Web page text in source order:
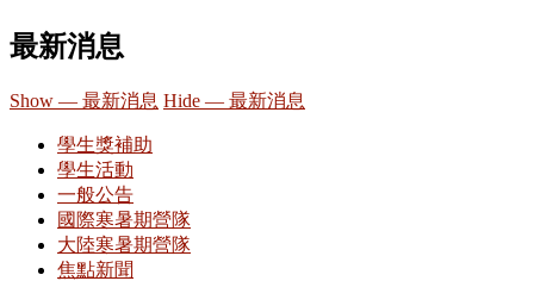
最新消息
Show — 最新消息 Hide — 最新消息
學生獎補助
學生活動
一般公告
國際寒暑期營隊
大陸寒暑期營隊
焦點新聞